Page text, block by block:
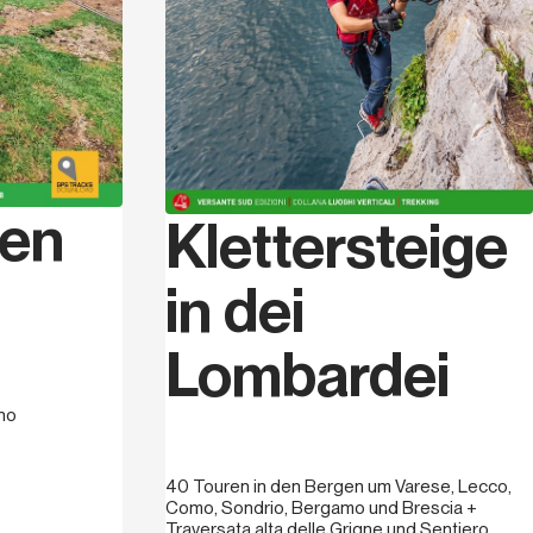
Neuigkeit in diesem Führer ist das
gewidmet wurde, welches Mailand
von Lecco und Bergamo verbindet,
und nachhaltige Mobilität. Wir
eine zusammenhängende Übersicht
funktionierendes Fußund Radwegnetz
teils an eindeutiger und
für Radfahrer fehlt. Wir sind
integriert in die Mountainbike-
für das Territorium darstellen. Wir
Beitrag zur Entwicklung eines
Tourismus leisten, eines Tourismus,
nach Natur und Schönheit dürstet.
geboren. Er lebt seit über 20 Jahren
von Bergamo entfernt. Schon
für die Berge und erkundet den
Klettersteige
in dei
Lombardei
40 Touren in den Bergen um Varese, Lecco,
Como, Sondrio, Bergamo und Brescia +